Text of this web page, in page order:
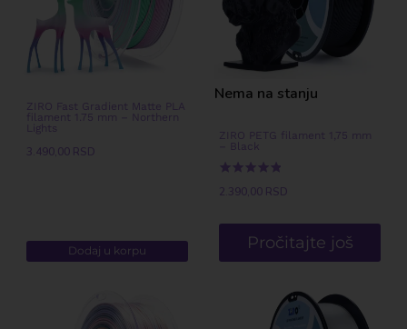
ZIRO Fast Gradient Matte PLA
filament 1.75 mm – Northern
Lights
3.490,00 RSD
Dodaj u korpu
Nema na stanju
ZIRO PETG filament 1,75 mm
– Black
Ocenjeno
sa
od 5
2.390,00 RSD
Pročitajte još